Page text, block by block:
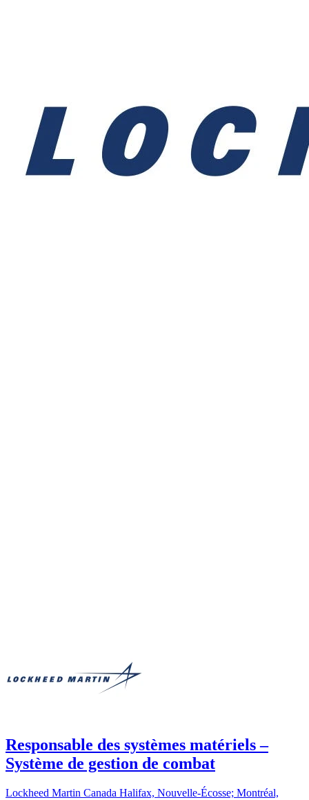
Responsable des systèmes matériels –
Système de gestion de combat
Lockheed Martin Canada Halifax, Nouvelle-Écosse; Montréal,